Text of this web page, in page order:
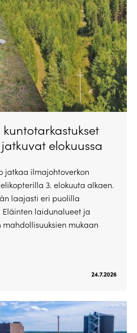
elokuussa
jatkaa ilmajohtoverkon
3. elokuuta alkaen.
laajasti eri puolilla
laidunalueet ja
mukaan
24.7.2026